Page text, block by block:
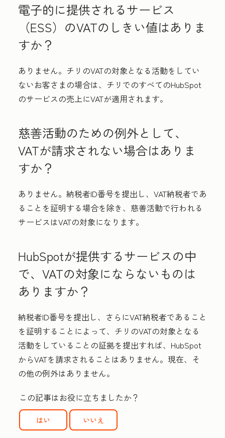
電子的に提供されるサービス
（ESS）のVATのしきい値はありま
すか？
ありません。チリのVATの対象となる活動をしてい
ないお客さまの場合は、チリでのすべてのHubSpot
のサービスの売上にVATが適用されます。
慈善活動のための例外として、
VATが請求されない場合はありま
すか？
ありません。納税者ID番号を提出し、VAT納税者であ
ることを証明する場合を除き、慈善活動で行われる
サービスはVATの対象になります。
HubSpotが提供するサービスの中
で、VATの対象にならないものは
ありますか？
納税者ID番号を提出し、さらにVAT納税者であること
を証明することによって、チリのVATの対象となる
活動をしていることの証拠を提出すれば、HubSpot
からVATを請求されることはありません。現在、そ
の他の例外はありません。
この記事はお役に立ちましたか？
はい いいえ